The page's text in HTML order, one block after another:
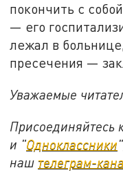
покончить с
— его
лежал в
пресечения —
Уважаемые
Присоединяйтесь
и "Одноклассники
наш телеграм-